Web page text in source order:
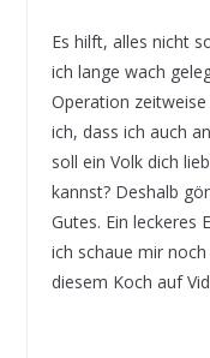
Es hilft, alles nicht
ich lange wach
Operation
ich, dass ich auch
soll ein Volk dich
kannst? Deshalb
Gutes. Ein leckeres
ich schaue mir
diesem Koch auf